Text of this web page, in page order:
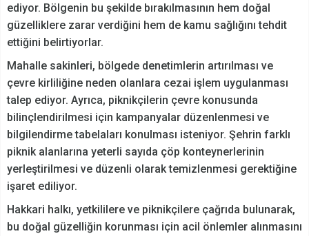
ediyor. Bölgenin bu şekilde bırakılmasının hem doğal
güzelliklere zarar verdiğini hem de kamu sağlığını tehdit
ettiğini belirtiyorlar.
Mahalle sakinleri, bölgede denetimlerin artırılması ve
çevre kirliliğine neden olanlara cezai işlem uygulanması
talep ediyor. Ayrıca, piknikçilerin çevre konusunda
bilinçlendirilmesi için kampanyalar düzenlenmesi ve
bilgilendirme tabelaları konulması isteniyor. Şehrin farklı
piknik alanlarına yeterli sayıda çöp konteynerlerinin
yerleştirilmesi ve düzenli olarak temizlenmesi gerektiğine
işaret ediliyor.
Hakkari halkı, yetkililere ve piknikçilere çağrıda bulunarak,
bu doğal güzelliğin korunması için acil önlemler alınmasını